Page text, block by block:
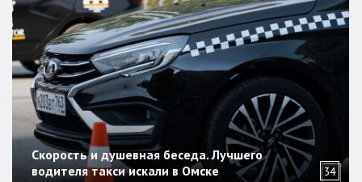
Скорость и душевная беседа. Лучшего
водителя такси искали в Омске
34